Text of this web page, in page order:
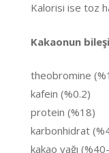
Kalorisi ise toz
Kakaonun
theobromine
kafein (%0.2)
protein (%18)
karbonhidrat
kakao yağı